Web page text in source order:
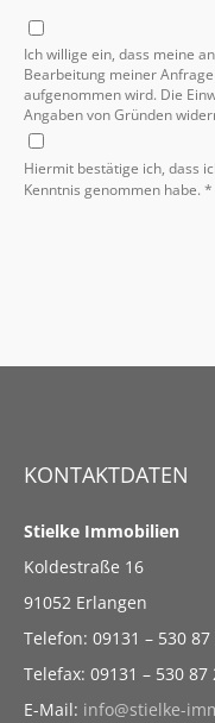
KONTAKTDATEN
Stielke Immobilien
Koldestraße 16
91052 Erlangen
Telefon: 09131 – 530 87
Telefax: 09131 – 530 87
E-Mail: info@stielke-
Ich willige ein, dass meine
Bearbeitung meiner
aufgenommen wird. Die
Angaben von Gründen
Hiermit bestätige ich, dass
Kenntnis genommen habe. *